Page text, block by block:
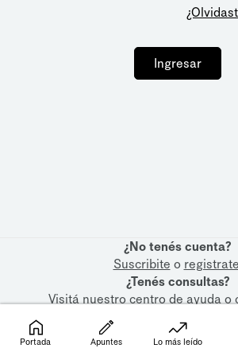
Ingresar
¿No tenés cuenta?
Suscribite o registrate
¿Tenés consultas?
Visitá nuestrocentro de ayudao
Portada Apuntes Lo más leído